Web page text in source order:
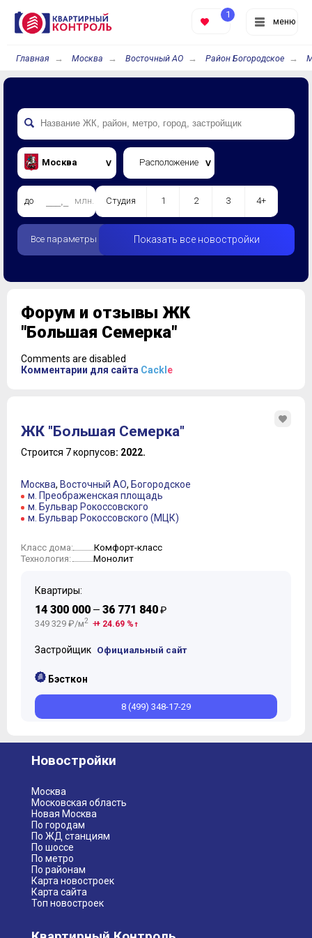
меню
1
Главная Москва Восточный АО Район Богородское
Москва Расположение
до млн. Студия 1 2 3 4+
Все параметры Показать все новостройки
Форум и отзывы ЖК
"Большая Семерка"
Comments are disabled
Комментарии для сайта Cackl e
ЖК "Большая Семерка"
Строится 7 корпусов: 2022.
Москва, Восточный АО, Богородское
м. Преображенская площадь
м. Бульвар Рокоссовского
м. Бульвар Рокоссовского (МЦК)
Класс дома: Комфорт-класс
Технология: Монолит
Квартиры:
14 300 000 — 36 771 840₽
349 329 ₽/м2 + 24.69 %
Застройщик Официальный сайт
Бэсткон
8 (499) 348-17-29
Новостройки
Москва
Московская область
Новая Москва
По городам
По ЖД станциям
По шоссе
По метро
По районам
Карта новостроек
Карта сайта
Топ новостроек